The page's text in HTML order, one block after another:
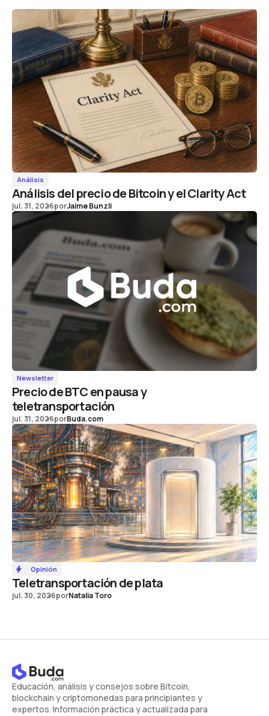
Análisis
Análisis del precio de Bitcoin y el Clarity Act
jul. 31, 2026porJaime Bunzli
Newsletter
Precio de BTC en pausa y
teletransportación
jul. 31, 2026porBuda.com
Opinión
Teletransportación de plata
jul. 30, 2026porNatalia Toro
Educación, análisis y consejos sobre Bitcoin,
blockchain y criptomonedas para principiantes y
expertos. Información práctica y actualizada para